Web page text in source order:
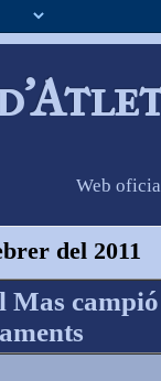
Web
del 2011
Mas